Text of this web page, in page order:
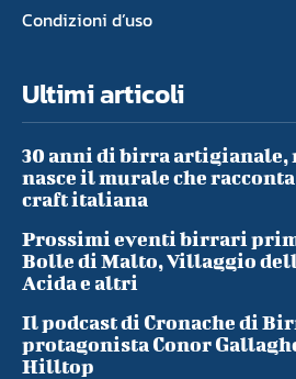
Condizioni d’uso
Ultimi articoli
30 anni di birra
nasce il murale che
craft italiana
Prossimi eventi birrari
Bolle di Malto, Villaggio
Acida e altri
Il podcast di Cronache di
protagonista Conor
Hilltop